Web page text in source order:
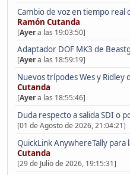
Cambio de voz en tiempo real
Ramón Cutanda
[Ayera las 19:03:50]
Adaptador DOF MK3 de
[Ayera las 18:59:19]
Nuevos trípodes Wes y Ridley
Cutanda
[Ayera las 18:55:46]
Duda respecto a salida SDI o
[01 de Agosto de 2026, 21:04:21]
QuickLink AnywhereTally para
Cutanda
[29 de Julio de 2026, 19:15:31]